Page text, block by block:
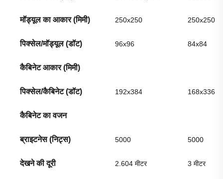
मॉड्यूल का आकार (मिमी) 250x250 250x250
पिक्सेल/मॉड्यूल (डॉट) 96x96 84x84
कैबिनेट आकार (मिमी)
पिक्सेल/कैबिनेट (डॉट) 192x384 168x336
कैबिनेट का वजन
ब्राइटनेस (निट्स) 5000 5000
देखने की दूरी 2.604 मीटर 3 मीटर